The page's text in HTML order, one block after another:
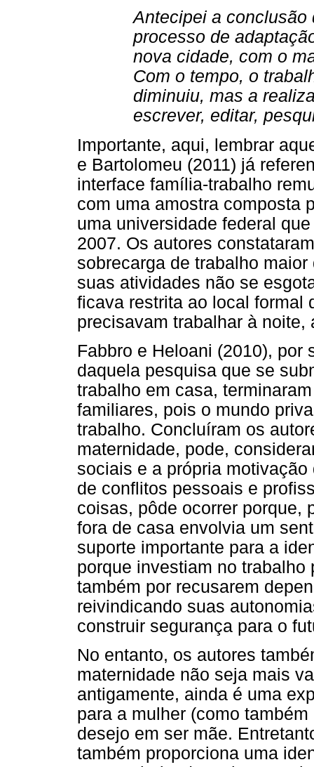
Antecipei a conclusão
processo de
nova cidade, com o
Com o tempo, o
diminuiu, mas a
escrever, editar,
Importante, aqui, lembrar
e Bartolomeu (2011) já
interface família-trabalho
com uma amostra composta
uma universidade federal
2007. Os autores
sobrecarga de trabalho
suas atividades não se
ficava restrita ao local formal
precisavam trabalhar à
Fabbro e Heloani (2010), por
daquela pesquisa que se
trabalho em casa,
familiares, pois o mundo
trabalho. Concluíram os
maternidade, pode,
sociais e a própria
de conflitos pessoais e
coisas, pôde ocorrer porque,
fora de casa envolvia um
suporte importante para a
porque investiam no
também por recusarem
reivindicando suas
construir segurança para o
No entanto, os autores
maternidade não seja mais
antigamente, ainda é uma
para a mulher (como
desejo em ser mãe.
também proporciona uma